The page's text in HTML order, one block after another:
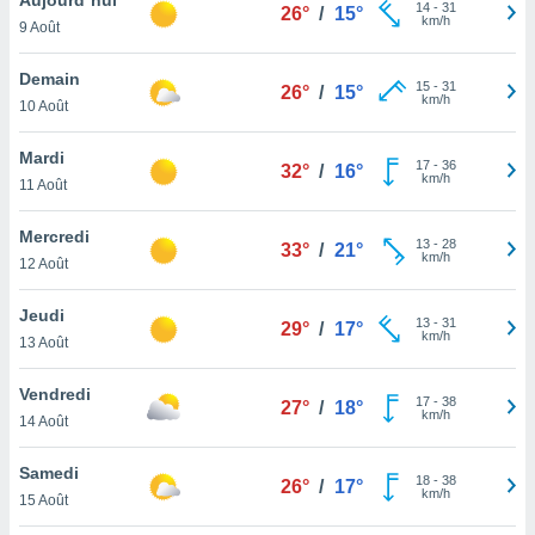
et
»,
au
vous
qu'ils
ou
le
ainsi
un
la
du
9 Août
26° / 15° 14- 31
km/h
Demain
10 Août
26° / 15° 15- 31
km/h
Mardi
11 Août
32° / 16° 17- 36
km/h
Mercredi
12 Août
33° / 21° 13- 28
km/h
Jeudi
13 Août
29° / 17° 13- 31
km/h
Vendredi
14 Août
27° / 18° 17- 38
km/h
Samedi
15 Août
26° / 17° 18- 38
km/h